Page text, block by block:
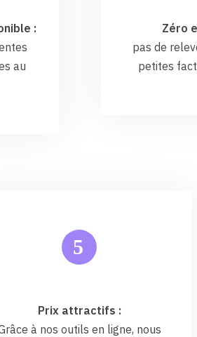
:
au
Zéro
pas de
petites
5
Prix attractifs :
à nos outils en ligne, nous